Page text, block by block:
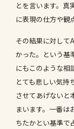
とを言います。真
に表現の仕方や観
その結果に対して
かった。という基
にもこのような相
とても悲しい気持
させてあげないと
まいます。一番は
ちたかとい基準で